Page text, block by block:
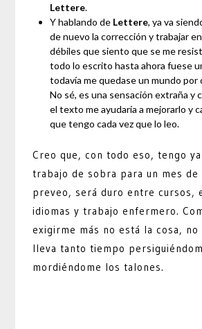
Lettere.
Y hablando de Lettere, ya va
de nuevo la corrección y trabajar
débiles que siento que se me
todo lo escrito hasta ahora fuese
todavía me quedase un mundo
No sé, es una sensación extraña y
el texto me ayudaría a mejorarlo y
que tengo cada vez que lo leo.
Creo que, con todo eso, tengo
trabajo de sobra para un mes de
preveo, será duro entre cursos,
idiomas y trabajo enfermero.
exigirme más no está la cosa, no
lleva tanto tiempo
mordiéndome los talones.